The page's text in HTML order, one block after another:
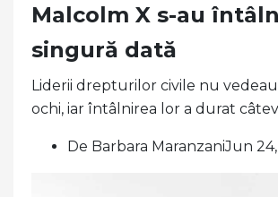
Malcolm X s-au
singură dată
Liderii drepturilor civile nu
ochi, iar întâlnirea lor a durat
De Barbara MaranzaniJun